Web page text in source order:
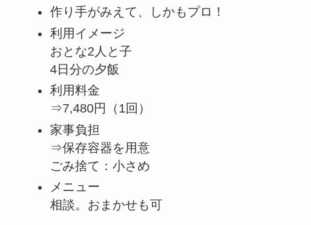
作り手がみえて、しかもプロ！
利用イメージ
おとな2人と子
4日分の夕飯
利用料金
⇒7,480円（1回）
家事負担
⇒保存容器を用意
ごみ捨て：小さめ
メニュー
相談。おまかせも可